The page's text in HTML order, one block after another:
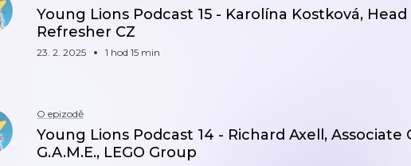
Young Lions Podcast 15 - Karolína Kostková,
Refresher CZ
23. 2. 2025 1 hod 15 min
O epizodě
Young Lions Podcast 14 - Richard Axell,
G.A.M.E., LEGO Group